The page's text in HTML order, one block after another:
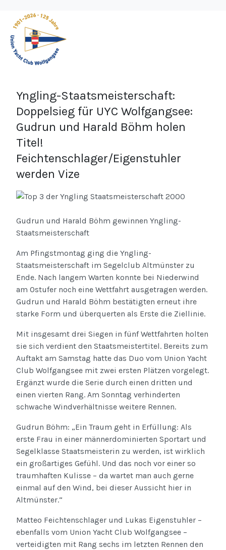
Yngling-Staatsmeisterschaft:
Doppelsieg für UYC Wolfgangsee:
Gudrun und Harald Böhm holen
Titel!
Feichtenschlager/Eigenstuhler
werden Vize
Gudrun und Harald Böhm gewinnen Yngling-
Staatsmeisterschaft
Am Pfingstmontag ging die Yngling-
Staatsmeisterschaft im Segelclub Altmünster zu
Ende. Nach langem Warten konnte bei Niederwind
am Ostufer noch eine Wettfahrt ausgetragen werden.
Gudrun und Harald Böhm bestätigten erneut ihre
starke Form und überquerten als Erste die Ziellinie.
Mit insgesamt drei Siegen in fünf Wettfahrten holten
sie sich verdient den Staatsmeistertitel. Bereits zum
Auftakt am Samstag hatte das Duo vom Union Yacht
Club Wolfgangsee mit zwei ersten Plätzen vorgelegt.
Ergänzt wurde die Serie durch einen dritten und
einen vierten Rang. Am Sonntag verhinderten
schwache Windverhältnisse weitere Rennen.
Gudrun Böhm: „Ein Traum geht in Erfüllung: Als
erste Frau in einer männerdominierten Sportart und
Segelklasse Staatsmeisterin zu werden, ist wirklich
ein großartiges Gefühl. Und das noch vor einer so
traumhaften Kulisse – da wartet man auch gerne
einmal auf den Wind, bei dieser Aussicht hier in
Altmünster.“
Matteo Feichtenschlager und Lukas Eigenstuhler –
ebenfalls vom Union Yacht Club Wolfgangsee –
verteidigten mit Rang sechs im letzten Rennen den